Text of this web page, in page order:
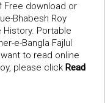
Free download or
Bhabesh Roy
Portable
e-Bangla Fajlul
to read online
please click Read